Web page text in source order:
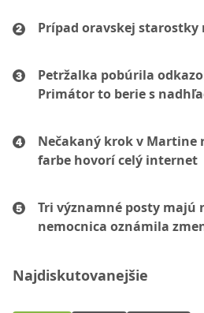
Prípad oravskej starostky
Petržalka pobúrila
Primátor to berie s
Nečakaný krok v Martine
farbe hovorí celý internet
Tri významné posty majú
nemocnica oznámila
Najdiskutovanejšie